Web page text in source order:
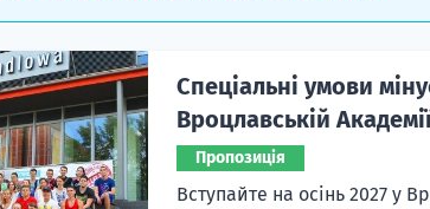
Спеціальні умови
Вроцлавській
Пропозиція
Вступайте на осінь 2027 у